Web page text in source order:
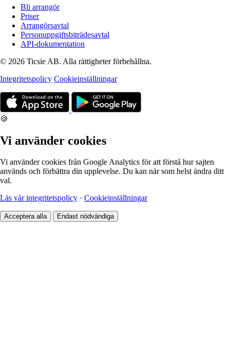
Bli arrangör
Priser
Arrangörsavtal
Personuppgiftsbiträdesavtal
API-dokumentation
© 2026 Ticsie AB. Alla rättigheter förbehållna.
Integritetspolicy Cookieinställningar
🍪
Vi använder cookies
Vi använder cookies från Google Analytics för att förstå hur sajten
används och förbättra din upplevelse. Du kan när som helst ändra ditt
val.
Läs vår integritetspolicy · Cookieinställningar
Acceptera alla Endast nödvändiga